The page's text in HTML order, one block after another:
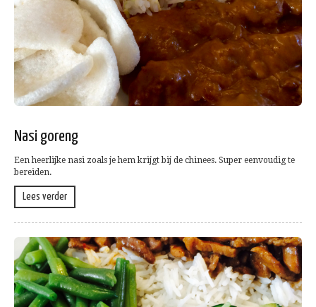
Nasi goreng
Een heerlijke nasi zoals je hem krijgt bij de chinees. Super eenvoudig te
bereiden.
Lees verder